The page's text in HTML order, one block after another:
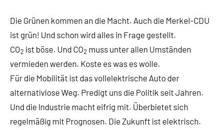
Die Grünen kommen an die Macht. Auch die Merkel-CDU
ist grün! Und schon wird alles in Frage gestellt.
CO2 ist böse. Und CO2 muss unter allen Umständen
vermieden werden. Koste es was es wolle.
Für die Mobilität ist das vollelektrische Auto der
alternativlose Weg. Predigt uns die Politik seit Jahren.
Und die Industrie macht eifrig mit. Überbietet sich
regelmäßig mit Prognosen. Die Zukunft ist elektrisch.